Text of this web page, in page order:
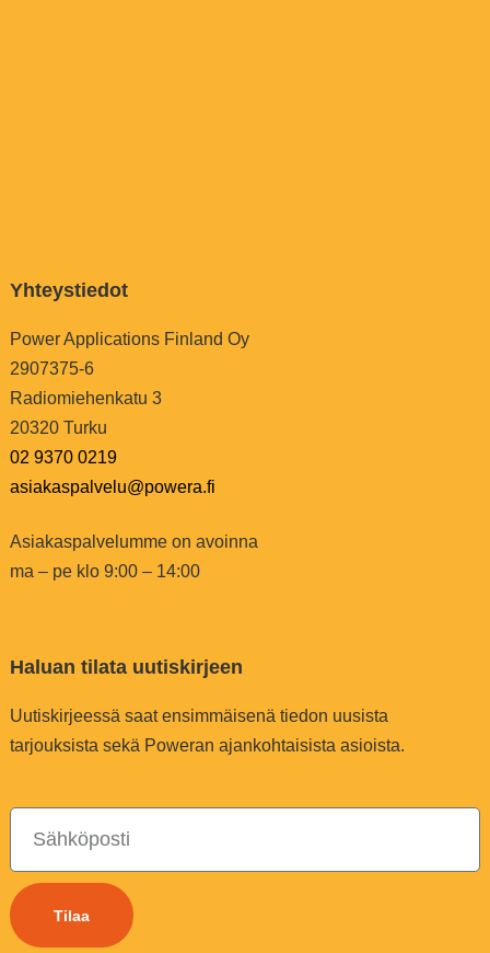
Yhteystiedot
Power Applications Finland Oy
2907375-6
Radiomiehenkatu 3
20320 Turku
02 9370 0219
asiakaspalvelu@powera.fi
Asiakaspalvelumme on avoinna
ma – pe klo 9:00 – 14:00
Haluan tilata uutiskirjeen
Uutiskirjeessä saat ensimmäisenä tiedon uusista
tarjouksista sekä Poweran ajankohtaisista asioista.
Tilaa